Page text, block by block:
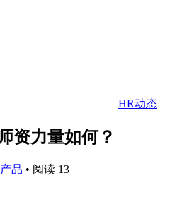
HR动态
资力量如何？
产品 • 阅读 13